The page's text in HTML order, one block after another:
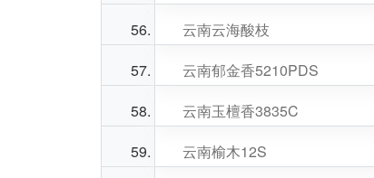
云南云海酸枝
云南郁金香5210PDS
云南玉檀香3835C
云南榆木12S